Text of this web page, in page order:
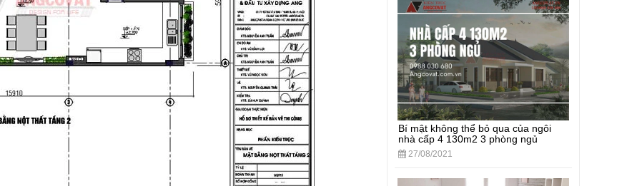
Bí mật không thể bỏ qua của ngôi
nhà cấp 4 130m2 3 phòng ngủ
27/08/2021